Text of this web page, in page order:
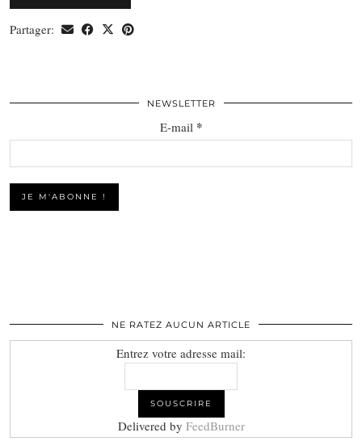
Partager:
NEWSLETTER
E-mail *
NE RATEZ AUCUN ARTICLE
Entrez votre adresse mail:
Delivered by FeedBurner